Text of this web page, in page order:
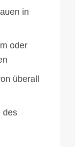
in
oder
überall
des